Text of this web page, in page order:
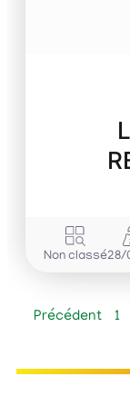
Non classé28/
Précédent 1